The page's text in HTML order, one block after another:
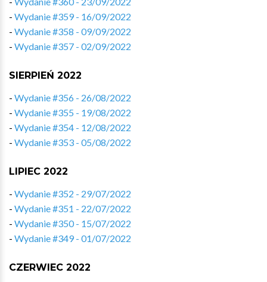
- Wydanie #359 - 16/09/2022
- Wydanie #358 - 09/09/2022
- Wydanie #357 - 02/09/2022
SIERPIEŃ 2022
- Wydanie #356 - 26/08/2022
- Wydanie #355 - 19/08/2022
- Wydanie #354 - 12/08/2022
- Wydanie #353 - 05/08/2022
LIPIEC 2022
- Wydanie #352 - 29/07/2022
- Wydanie #351 - 22/07/2022
- Wydanie #350 - 15/07/2022
- Wydanie #349 - 01/07/2022
CZERWIEC 2022